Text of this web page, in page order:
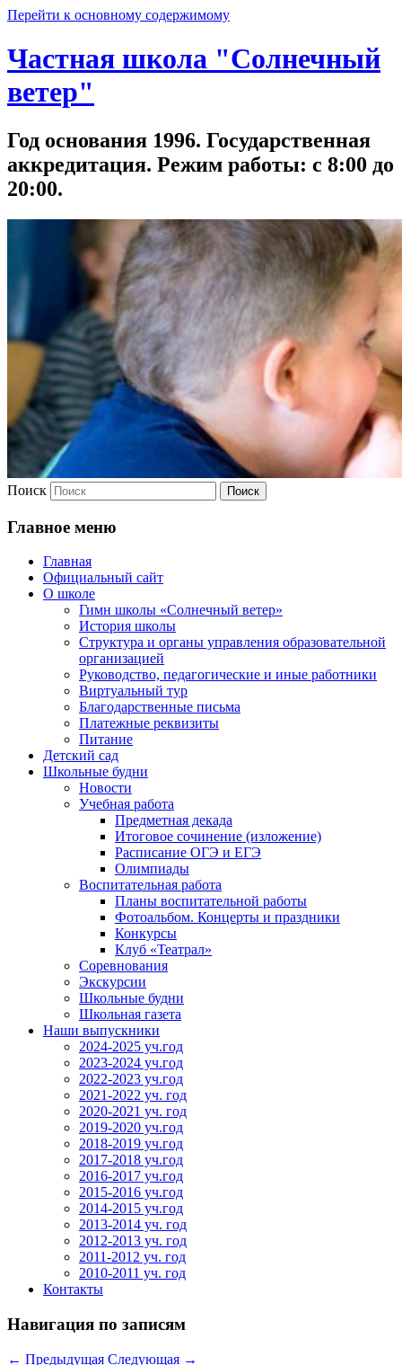
Перейти к основному содержимому
Частная школа "Солнечный
ветер"
Год основания 1996. Государственная
аккредитация. Режим работы: с 8:00 до
20:00.
Поиск
Главное меню
Главная
Официальный сайт
О школе
Гимн школы «Солнечный ветер»
История школы
Структура и органы управления образовательной
организацией
Руководство, педагогические и иные работники
Виртуальный тур
Благодарственные письма
Платежные реквизиты
Питание
Детский сад
Школьные будни
Новости
Учебная работа
Предметная декада
Итоговое сочинение (изложение)
Расписание ОГЭ и ЕГЭ
Олимпиады
Воспитательная работа
Планы воспитательной работы
Фотоальбом. Концерты и праздники
Конкурсы
Клуб «Театрал»
Соревнования
Экскурсии
Школьные будни
Школьная газета
Наши выпускники
2024-2025 уч.год
2023-2024 уч.год
2022-2023 уч.год
2021-2022 уч. год
2020-2021 уч. год
2019-2020 уч.год
2018-2019 уч.год
2017-2018 уч.год
2016-2017 уч.год
2015-2016 уч.год
2014-2015 уч.год
2013-2014 уч. год
2012-2013 уч. год
2011-2012 уч. год
2010-2011 уч. год
Контакты
Навигация по записям
← Предыдущая Следующая →